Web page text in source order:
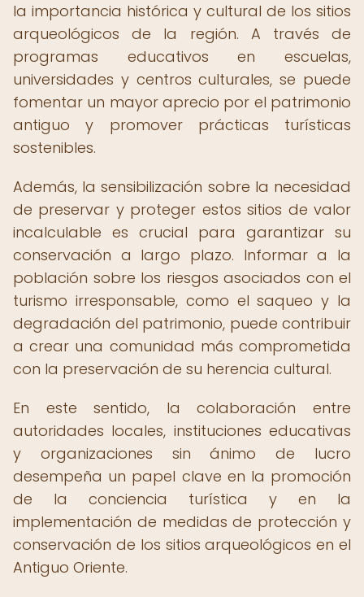
la importancia histórica y cultural de los sitios
arqueológicos de la región. A través de
programas educativos en escuelas,
universidades y centros culturales, se puede
fomentar un mayor aprecio por el patrimonio
antiguo y promover prácticas turísticas
sostenibles.
Además, la sensibilización sobre la necesidad
de preservar y proteger estos sitios de valor
incalculable es crucial para garantizar su
conservación a largo plazo. Informar a la
población sobre los riesgos asociados con el
turismo irresponsable, como el saqueo y la
degradación del patrimonio, puede contribuir
a crear una comunidad más comprometida
con la preservación de su herencia cultural.
En este sentido, la colaboración entre
autoridades locales, instituciones educativas
y organizaciones sin ánimo de lucro
desempeña un papel clave en la promoción
de la conciencia turística y en la
implementación de medidas de protección y
conservación de los sitios arqueológicos en el
Antiguo Oriente.